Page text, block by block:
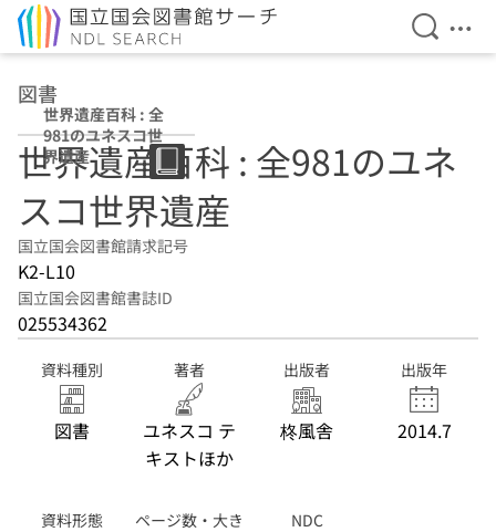
検索を
メ
図書
世界遺産百科 : 全
981のユネスコ世
界遺産
世界遺産百科 : 全981のユネ
スコ世界遺産
国立国会図書館請求記号
K2-L10
国立国会図書館書誌ID
025534362
資料種別
図書
著者
ユネスコ テ
キストほか
出版者
柊風舎
出版年
2014.7
資料形態
ページ数・大き
NDC